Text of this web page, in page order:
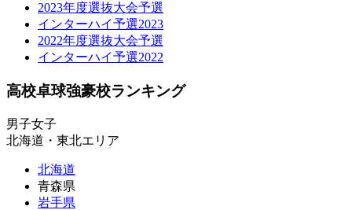
2023年度選抜大会予選
インターハイ予選2023
2022年度選抜大会予選
インターハイ予選2022
高校卓球強豪校ランキング
男子女子
北海道・東北エリア
北海道
青森県
岩手県